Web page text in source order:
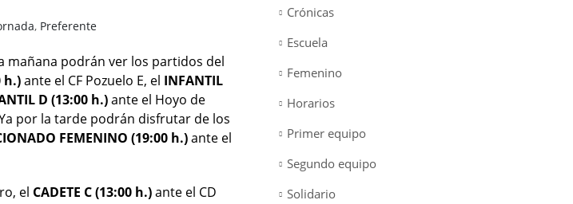
, Preferente
mañana podrán ver los partidos del
h.)ante el CF Pozuelo E, el INFANTIL
D (13:00 h.)ante el Hoyo de
por la tarde podrán disfrutar de los
FEMENINO (19:00 h.)ante el
el CADETE C (13:00 h.)ante el CD
Crónicas
Escuela
Femenino
Horarios
Primer equipo
Segundo equipo
Solidario